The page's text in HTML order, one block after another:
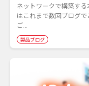
ネットワークで構築す
はこれまで数回ブログ
ご...
製品ブログ